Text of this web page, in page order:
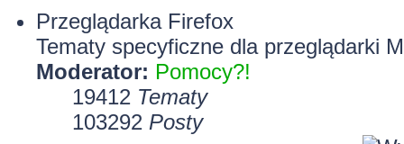
Przeglądarka Firefox
Tematy specyficzne dla przeglądarki
Moderator: Pomocy?!
19412 Tematy
103292 Posty